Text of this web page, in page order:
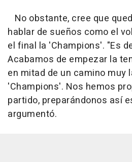
No obstante, cree que
hablar de sueños como el
el final la 'Champions'. "Es
Acabamos de empezar la
en mitad de un camino muy
'Champions'. Nos hemos
partido, preparándonos así
argumentó.